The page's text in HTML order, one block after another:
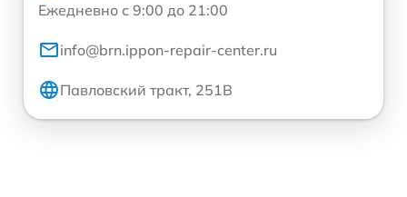
Ежедневно с 9:00 до 21:00
info@brn.ippon-repair-center.ru
Павловский тракт, 251В